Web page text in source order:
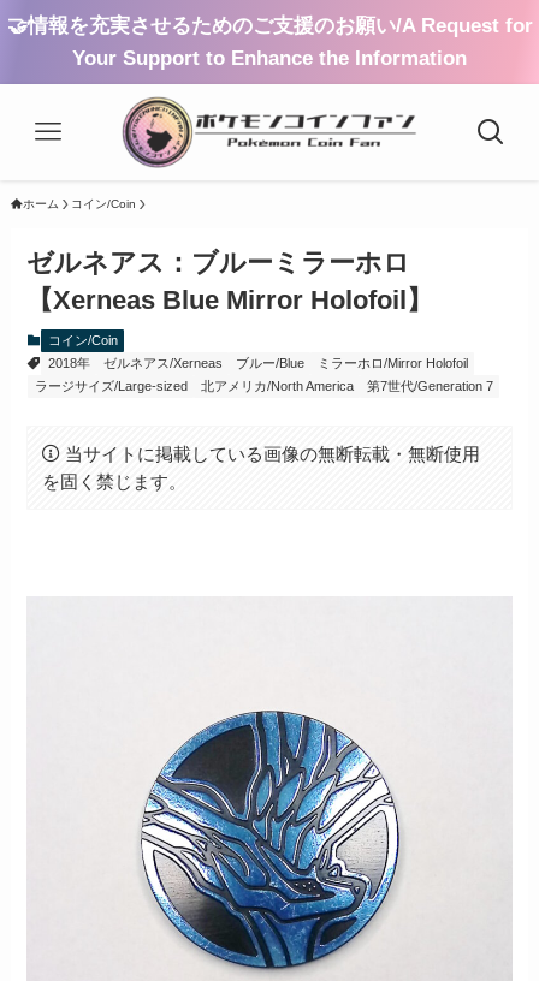
🤝情報を充実させるためのご支援のお願い/A Request for
Your Support to Enhance the Information
ホーム コイン/Coin
ゼルネアス：ブルーミラーホロ
【Xerneas Blue Mirror Holofoil】
コイン/Coin
2018年
ゼルネアス/Xerneas ブルー/Blue
ミラーホロ/Mirror Holofoil
ラージサイズ/Large-sized
北アメリカ/North America 第7世代/Generation 7
当サイトに掲載している画像の無断転載・無断使用
を固く禁じます。